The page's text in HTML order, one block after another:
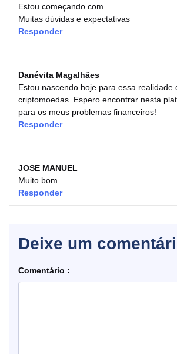
Estou começando com
Muitas dúvidas e expectativas
Responder
Danévita Magalhães
Estou nascendo hoje para essa realidade
criptomoedas. Espero encontrar nesta
para os meus problemas financeiros!
Responder
JOSE MANUEL
Muito bom
Responder
Deixe um
Comentário